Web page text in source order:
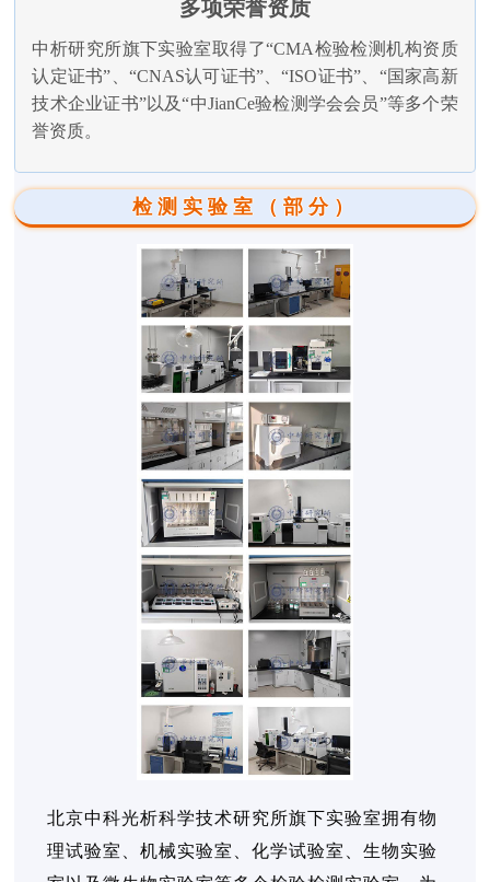
多项荣誉资质
中析研究所旗下实验室取得了“CMA检验检测机构资质
认定证书”、“CNAS认可证书”、“ISO证书”、“国家高新
技术企业证书”以及“中JianCe验检测学会会员”等多个荣
誉资质。
检测实验室（部分）
北京中科光析科学技术研究所旗下实验室拥有物
理试验室、机械实验室、化学试验室、生物实验